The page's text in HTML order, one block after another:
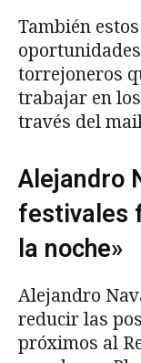
También
torrejoneros
trabajar en
través del
Alejandro
festivales
la noche»
Alejandro
reducir las
próximos al